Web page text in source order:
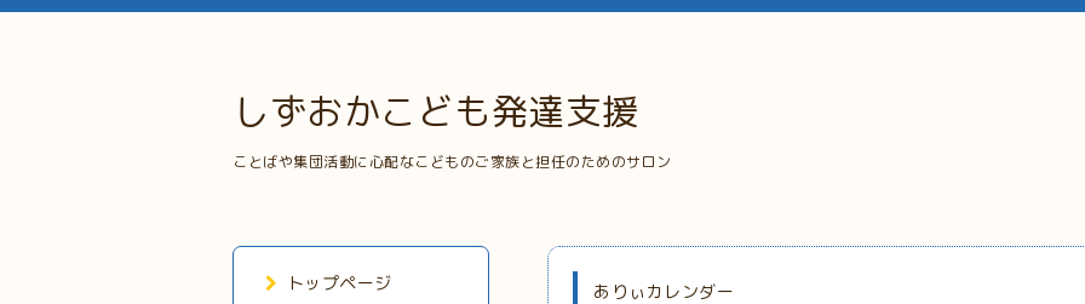
しずおかこども発達支援
ことばや集団活動に心配なこどものご家族と担任のためのサロン
ありぃカレンダー
トップページ